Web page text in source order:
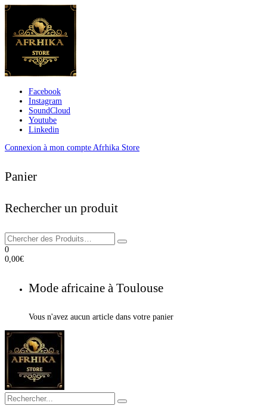
Facebook
Instagram
SoundCloud
Youtube
Linkedin
Connexion à mon compte Afrhika Store
Panier
Rechercher un produit
0
0,00€
Mode africaine à Toulouse
Vous n'avez aucun article dans votre panier